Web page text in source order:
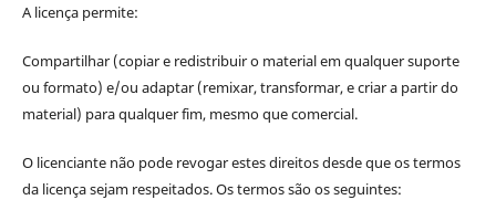
A licença permite:
Compartilhar (copiar e redistribuir o material em qualquer suporte
ou formato) e/ou adaptar (remixar, transformar, e criar a partir do
material) para qualquer fim, mesmo que comercial.
O licenciante não pode revogar estes direitos desde que os termos
da licença sejam respeitados. Os termos são os seguintes: